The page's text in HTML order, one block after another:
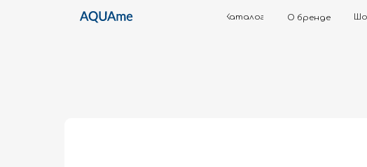
Шоурум
Каталог О бренде